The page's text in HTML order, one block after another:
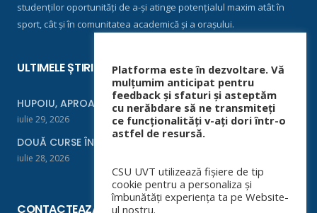
studenților oportunități de a-și atinge potențialul maxim atât în
sport, cât și în comunitatea academică și a orașului.
ULTIMELE ȘTIRI
HUPOIU, APROAPE DE FINALĂ LA ORADEA
iulie 29, 2026
DOUĂ CURSE ÎNTR-UN WEEKEND
iulie 28, 2026
CONTACTEAZĂ-NE
Platforma este în dezvoltare. Vă
mulțumim anticipat pentru
feedback și sfaturi și asteptăm
cu nerăbdare să ne transmiteți
ce funcționalități v-ați dori într-o
astfel de resursă.
CSU UVT utilizează fișiere de tip
cookie pentru a personaliza și
îmbunătăți experiența ta pe Website-
ul nostru.